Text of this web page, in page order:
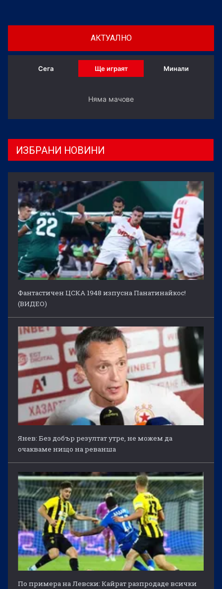
АКТУАЛНО
Сега Ще играят Минали
Няма мачове
ИЗБРАНИ НОВИНИ
Фантастичен ЦСКА 1948 изпусна Панатинайкос!
(ВИДЕО)
Янев: Без добър резултат утре, не можем да
очакваме нищо на реванша
По примера на Левски: Кайрат разпродаде всички